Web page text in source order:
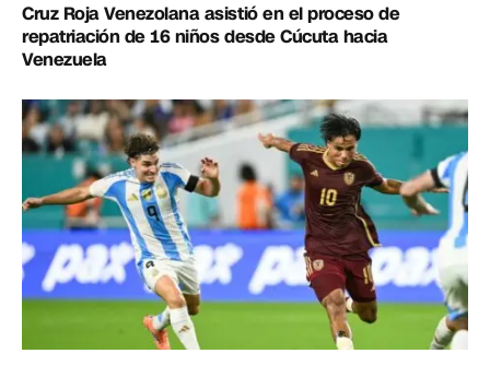
Cruz Roja Venezolana asistió en el proceso de
repatriación de 16 niños desde Cúcuta hacia
Venezuela